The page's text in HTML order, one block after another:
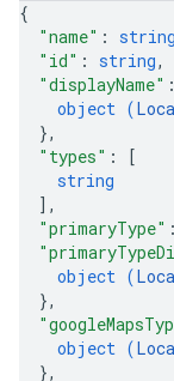
{
"name" : string
"id" : string,
"displayName" :
object (
},
"types" :
[
string
] ,
"primaryType"
object (
},
object (
},